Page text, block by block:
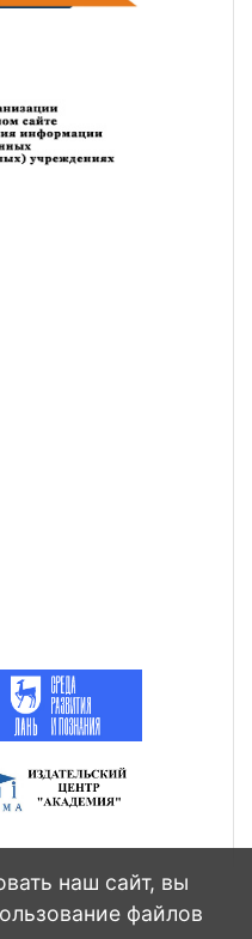
наш сайт, вы
файлов